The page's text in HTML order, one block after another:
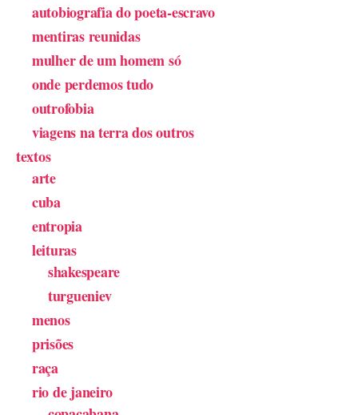
autobiografia do poeta-escravo
mentiras reunidas
mulher de um homem só
onde perdemos tudo
outrofobia
viagens na terra dos outros
textos
arte
cuba
entropia
leituras
shakespeare
turgueniev
menos
prisões
raça
rio de janeiro